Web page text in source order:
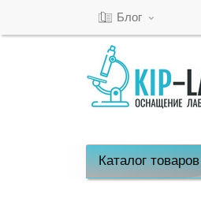
Блог
Каталогтоваров